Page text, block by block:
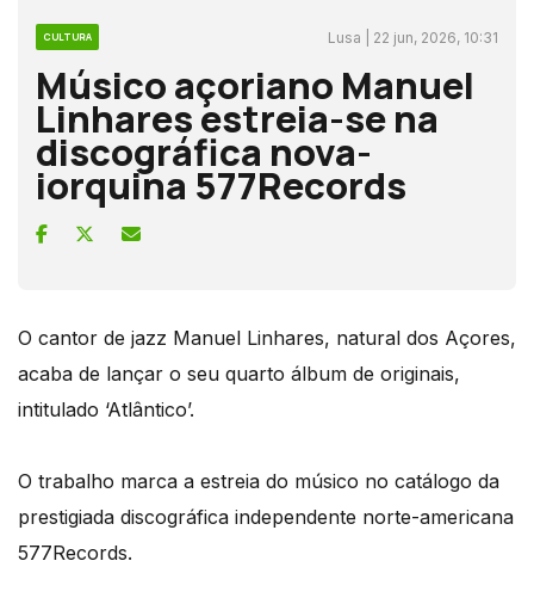
CULTURA Lusa | 22 jun, 2026, 10:31
Músico açoriano Manuel
Linhares estreia-se na
discográfica nova-
iorquina 577Records
O cantor de jazz Manuel Linhares, natural dos Açores,
acaba de lançar o seu quarto álbum de originais,
intitulado ‘Atlântico’.
O trabalho marca a estreia do músico no catálogo da
prestigiada discográfica independente norte-americana
577Records.